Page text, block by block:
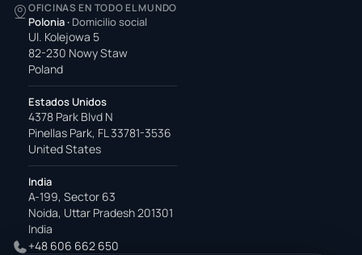
OFICINAS EN TODO EL MUNDO
Polonia · Domicilio social
Ul. Kolejowa 5
82-230 Nowy Staw
Poland
Estados Unidos
4378 Park Blvd N
Pinellas Park, FL 33781-3536
United States
India
A-199, Sector 63
Noida, Uttar Pradesh 201301
India
+48 606 662 650